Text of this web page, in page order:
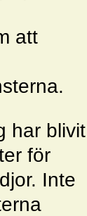
att
har blivit
för
Inte